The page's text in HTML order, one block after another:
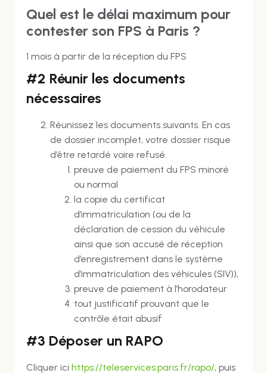
Quel est le délai maximum pour
contester son FPS à Paris ?
1 mois à partir de la réception du FPS
#2 Réunir les documents
nécessaires
Réunissez les documents suivants. En cas
de dossier incomplet, votre dossier risque
d’être retardé voire refusé.
preuve de paiement du FPS minoré
ou normal
la copie du certificat
d’immatriculation (ou de la
déclaration de cession du véhicule
ainsi que son accusé de réception
d’enregistrement dans le système
d’immatriculation des véhicules (SIV)),
preuve de paiement à l’horodateur
tout justificatif prouvant que le
contrôle était abusif
#3 Déposer un RAPO
Cliquer ici https://teleservices.paris.fr/rapo/, puis